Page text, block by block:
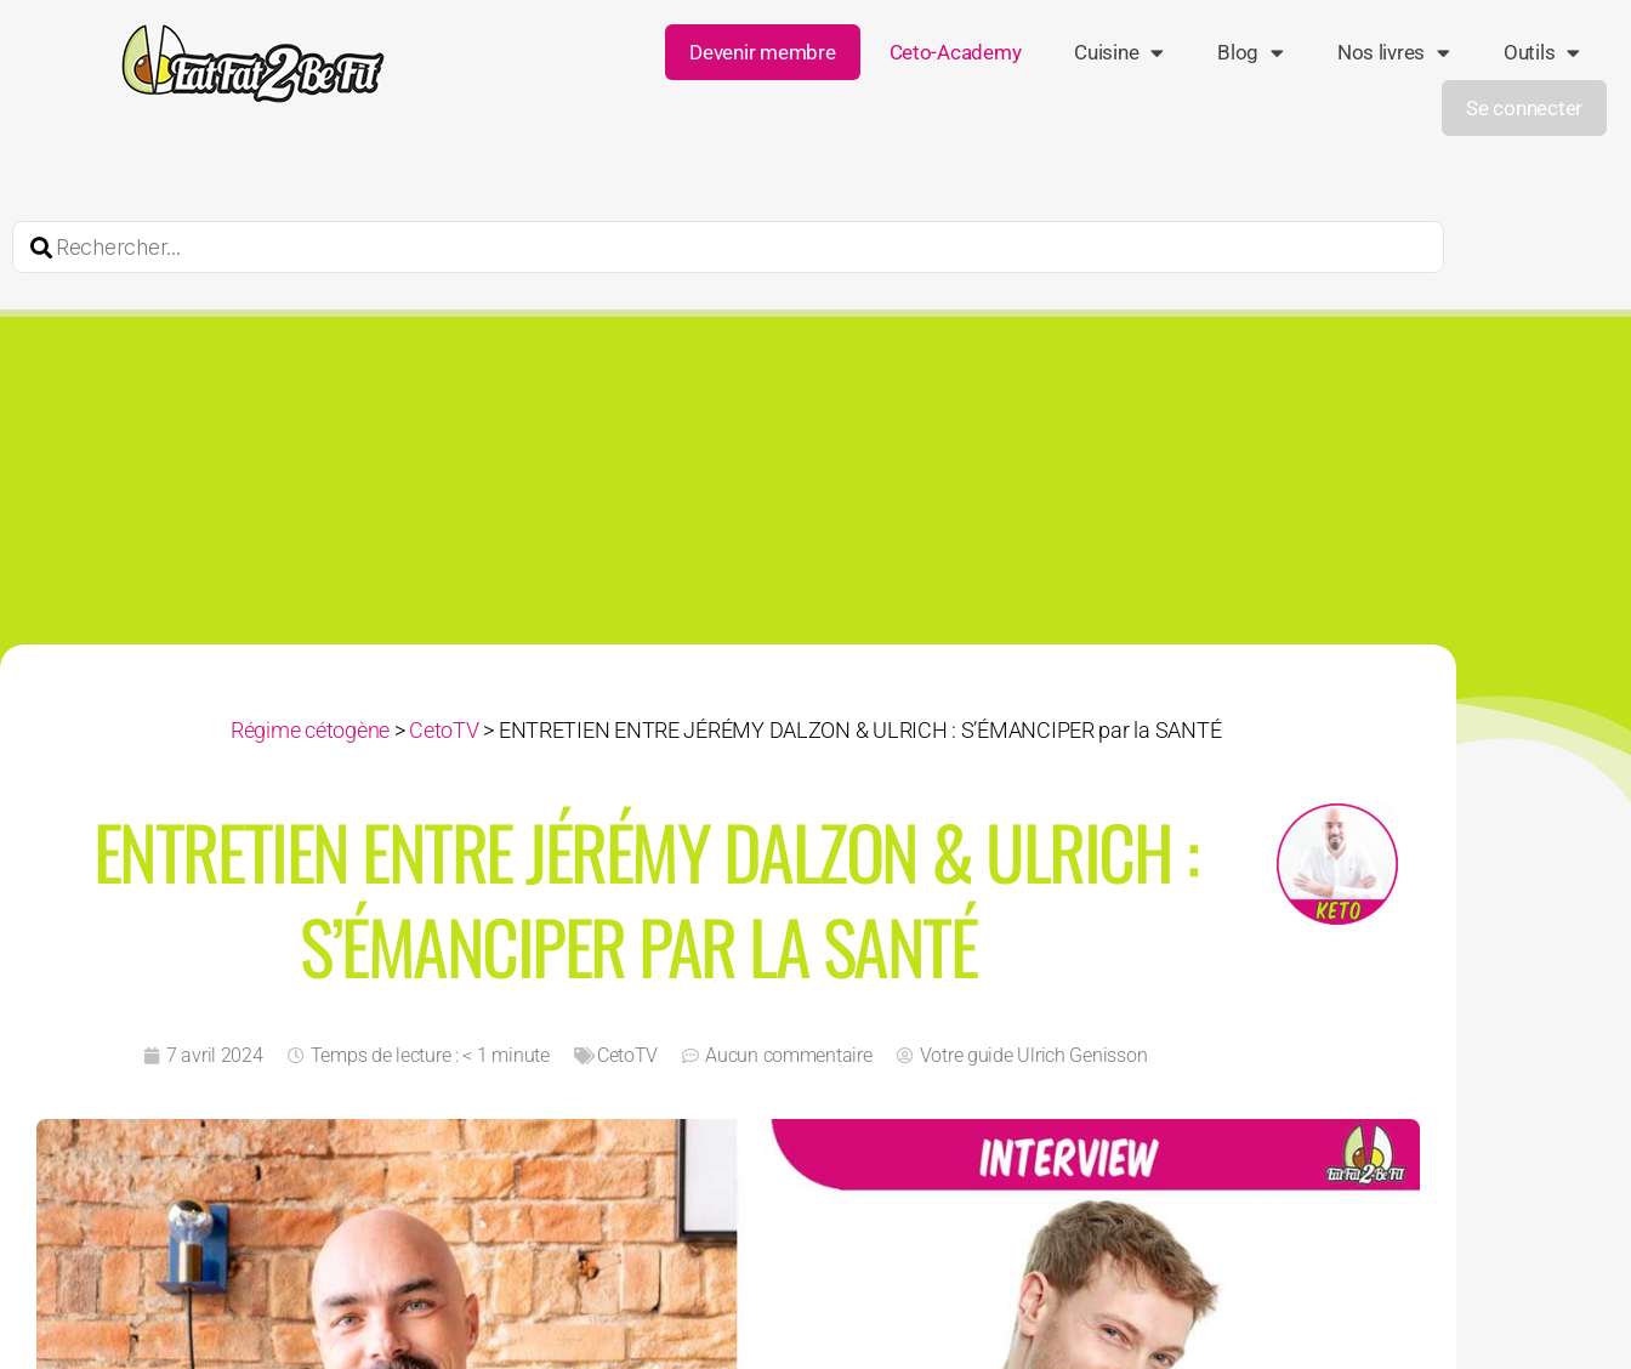
Devenir membre Ceto-Academy Cuisine Blog Nos livres Outils
Se connecter
Régime cétogène>CetoTV> ENTRETIEN ENTRE JÉRÉMY DALZON & ULRICH : S’ÉMANCIPER par la SANTÉ
ENTRETIEN ENTRE JÉRÉMY DALZON & ULRICH :
S’ÉMANCIPER PAR LA SANTÉ
7 avril 2024 Temps de lecture : < 1 minute CetoTV Aucun commentaire Votre guideUlrich Genisson